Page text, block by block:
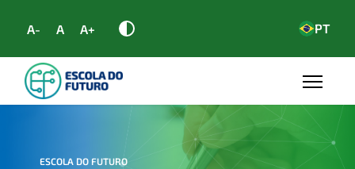
A- A A+ PT
ESCOLA DO FUTURO